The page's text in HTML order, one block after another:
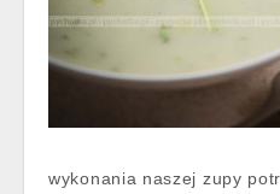
wykonania naszej zupy